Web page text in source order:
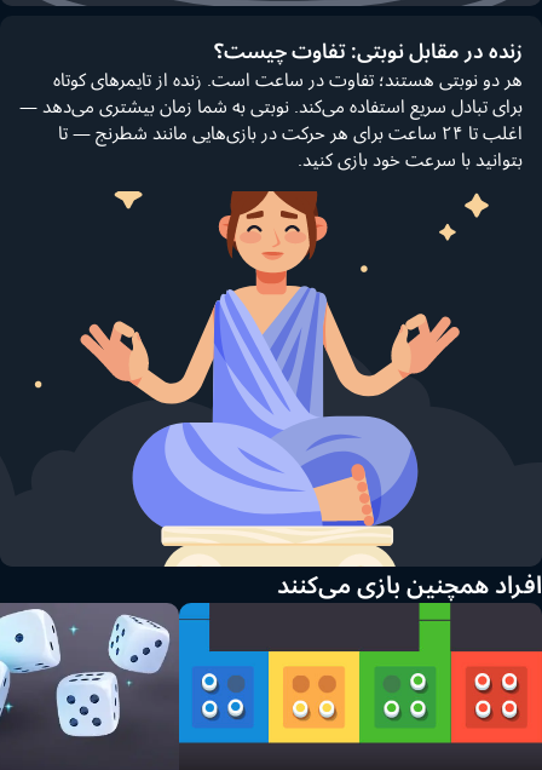
زنده در مقابل نوبتی: تفاوت چیست؟
هر دو نوبتی هستند؛ تفاوت در ساعت است. زنده از تایمرهای کوتاه
برای تبادل سریع استفاده می‌کند. نوبتی به شما زمان بیشتری می‌دهد —
اغلب تا ۲۴ ساعت برای هر حرکت در بازی‌هایی مانند شطرنج — تا
بتوانید با سرعت خود بازی کنید.
افراد همچنین بازی می‌کنند